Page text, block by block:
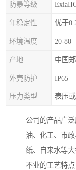
防暴等级
年稳定性 优于
环境温度 20-80
产地 中国
外壳防护 IP65
压力类型 表压
公司的产品广
油、化工、市
纸、自来水等
不业的工艺特